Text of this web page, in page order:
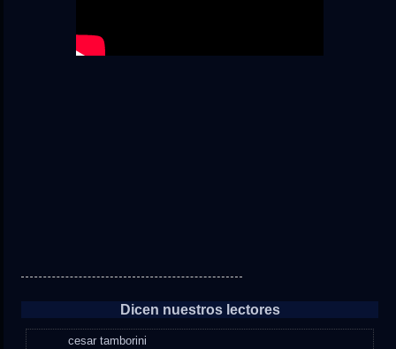
Dicen nuestros lectores
cesar tamborini